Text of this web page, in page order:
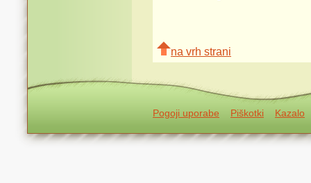
na vrh strani
Pogoji uporabe Piškotki Kazalo